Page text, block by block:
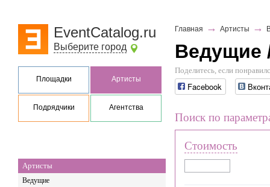
EventCatalog.ru
Выберите город
Площадки Артисты
Подрядчики Агентства
Артисты
Ведущие
Главная → Артисты →
Ведущие
Поделитесь, если
Facebook
Поиск по
Стоимость